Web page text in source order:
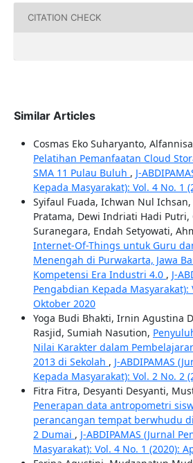
CITATION CHECK
Similar Articles
Cosmas Eko Suharyanto,
Pelatihan Pemanfaatan Cloud
SMA 11 Pulau Buluh , J-
Kepada Masyarakat): Vol. 4 No. 1
Syifaul Fuada, Ichwan Nul
Pratama, Dewi Indriati Hadi
Suranegara, Endah Setyowati,
Internet-Of-Things untuk Guru
Menengah di Purwakarta, Jawa
Kompetensi Era Industri 4.0 , J-
Pengabdian Kepada Masyarakat):
Oktober 2020
Yoga Budi Bhakti, Irnin Agustina
Rasjid, Sumiah Nasution,
Nilai Karakter dalam
2013 di Sekolah , J-ABDIPAMAS
Kepada Masyarakat): Vol. 2 No. 2
Fitra Fitra, Desyanti Desyanti,
Penerapan data antropometri
perancangan tempat berwhudu di
2 Dumai , J-ABDIPAMAS (Jurnal
Masyarakat): Vol. 4 No. 1 (2020):